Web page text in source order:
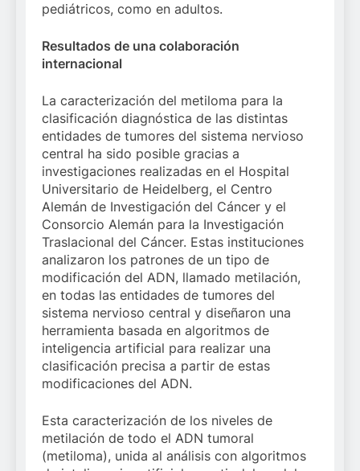
pediátricos, como en adultos.
Resultados de una colaboración
internacional
La caracterización del metiloma para la
clasificación diagnóstica de las distintas
entidades de tumores del sistema nervioso
central ha sido posible gracias a
investigaciones realizadas en el Hospital
Universitario de Heidelberg, el Centro
Alemán de Investigación del Cáncer y el
Consorcio Alemán para la Investigación
Traslacional del Cáncer. Estas instituciones
analizaron los patrones de un tipo de
modificación del ADN, llamado metilación,
en todas las entidades de tumores del
sistema nervioso central y diseñaron una
herramienta basada en algoritmos de
inteligencia artificial para realizar una
clasificación precisa a partir de estas
modificaciones del ADN.
Esta caracterización de los niveles de
metilación de todo el ADN tumoral
(metiloma), unida al análisis con algoritmos